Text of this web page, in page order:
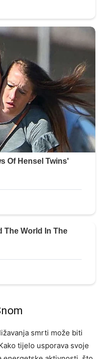
smrti može biti
tijelo usporava svoje